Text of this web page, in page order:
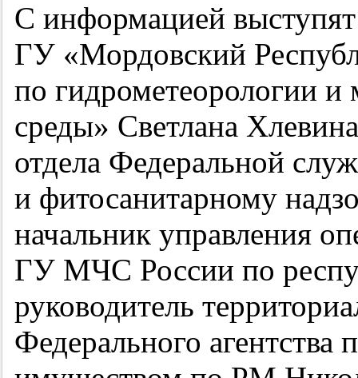
С информацией выступят
ГУ «Мордовский
по гидрометеорологии
среды» Светлана
отдела Федеральной
и фитосанитарному
начальник управления
ГУ МЧС России по
руководитель
Федерального